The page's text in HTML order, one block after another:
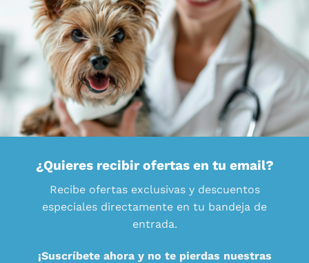
¿Quieres recibir ofertas en tu email?
Recibe ofertas exclusivas y descuentos
especiales directamente en tu bandeja de
entrada.
¡Suscríbete ahora y no te pierdas nuestras